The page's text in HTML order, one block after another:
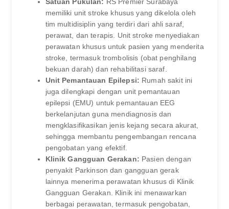
Satuan Pukulan: RS Premier Surabaya
memiliki unit stroke khusus yang dikelola oleh
tim multidisiplin yang terdiri dari ahli saraf,
perawat, dan terapis. Unit stroke menyediakan
perawatan khusus untuk pasien yang menderita
stroke, termasuk trombolisis (obat penghilang
bekuan darah) dan rehabilitasi saraf.
Unit Pemantauan Epilepsi: Rumah sakit ini
juga dilengkapi dengan unit pemantauan
epilepsi (EMU) untuk pemantauan EEG
berkelanjutan guna mendiagnosis dan
mengklasifikasikan jenis kejang secara akurat,
sehingga membantu pengembangan rencana
pengobatan yang efektif.
Klinik Gangguan Gerakan: Pasien dengan
penyakit Parkinson dan gangguan gerak
lainnya menerima perawatan khusus di Klinik
Gangguan Gerakan. Klinik ini menawarkan
berbagai perawatan, termasuk pengobatan,